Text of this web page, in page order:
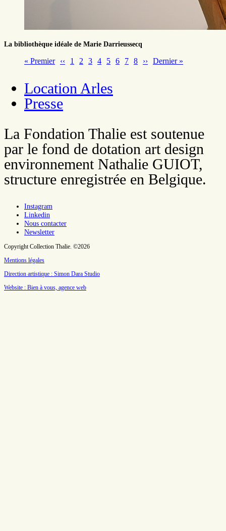
La bibliothèque idéale de Marie Darrieussecq
Première
« Premier
Page
‹‹ Page
1 Page
2 Page
3 Page
4 Page
5 Page
6 Page
7 Page
8
Page
›› Dernière
Dernier »
Location Arles
Presse
La Fondation Thalie est soutenue
par le fond de dotation art design
environnement Nathalie GUIOT,
structure enregistrée en Belgique.
Instagram
Linkedin
Nous contacter
Newsletter
Copyright Collection Thalie. ©2026
Mentions légales
Direction artistique : Simon Dara Studio
Website : Bien à vous, agence web